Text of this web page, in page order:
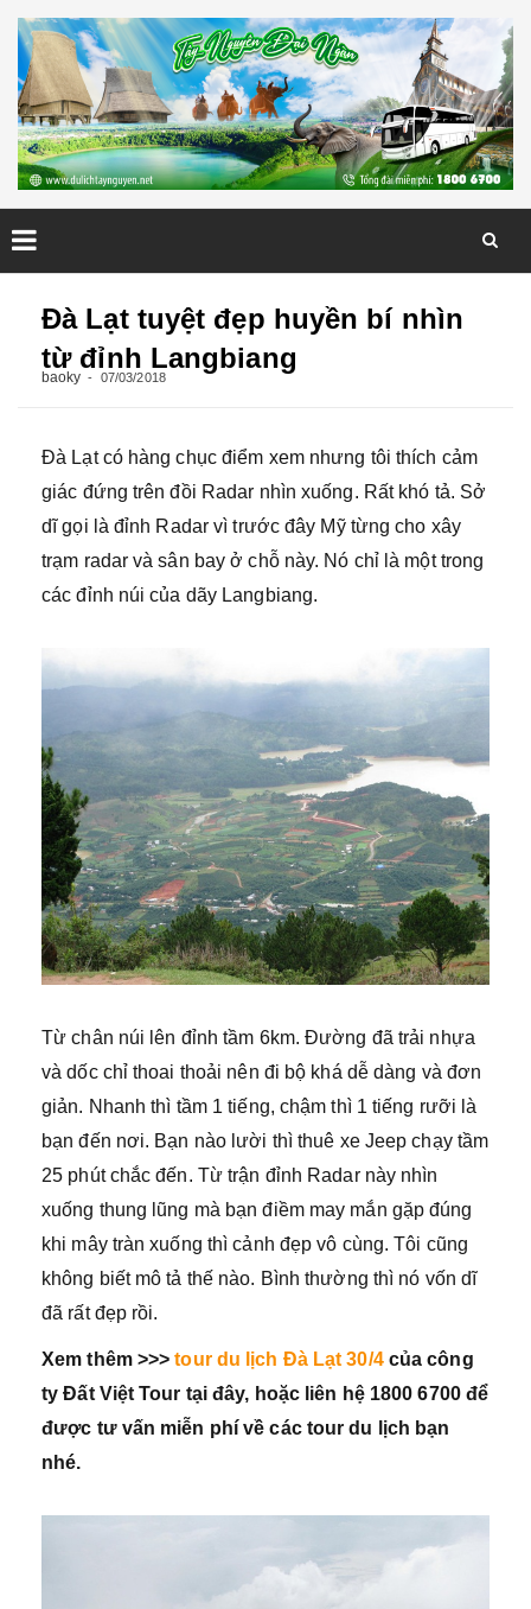
Đà Lạt tuyệt đẹp huyền bí nhìn
từ đỉnh Langbiang
baoky 07/03/2018
Đà Lạt có hàng chục điểm xem nhưng tôi thích cảm
giác đứng trên đồi Radar nhìn xuống. Rất khó tả. Sở
dĩ gọi là đỉnh Radar vì trước đây Mỹ từng cho xây
trạm radar và sân bay ở chỗ này. Nó chỉ là một trong
các đỉnh núi của dãy Langbiang.
Từ chân núi lên đỉnh tầm 6km. Đường đã trải nhựa
và dốc chỉ thoai thoải nên đi bộ khá dễ dàng và đơn
giản. Nhanh thì tầm 1 tiếng, chậm thì 1 tiếng rưỡi là
bạn đến nơi. Bạn nào lười thì thuê xe Jeep chạy tầm
25 phút chắc đến. Từ trận đỉnh Radar này nhìn
xuống thung lũng mà bạn điềm may mắn gặp đúng
khi mây tràn xuống thì cảnh đẹp vô cùng. Tôi cũng
không biết mô tả thế nào. Bình thường thì nó vốn dĩ
đã rất đẹp rồi.
Xem thêm >>>tour du lịch Đà Lạt 30/4của công
ty Đất Việt Tour tại đây, hoặc liên hệ 1800 6700 để
được tư vấn miễn phí về các tour du lịch bạn
nhé.